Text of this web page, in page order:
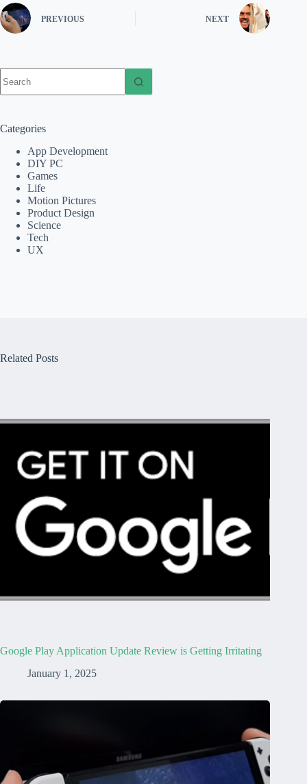
PREVIOUS NEXT
results
Categories
App Development
DIY PC
Games
Life
Motion Pictures
Product Design
Science
Tech
UX
Related Posts
Google Play Application Update Review is Getting Irritating
January 1, 2025